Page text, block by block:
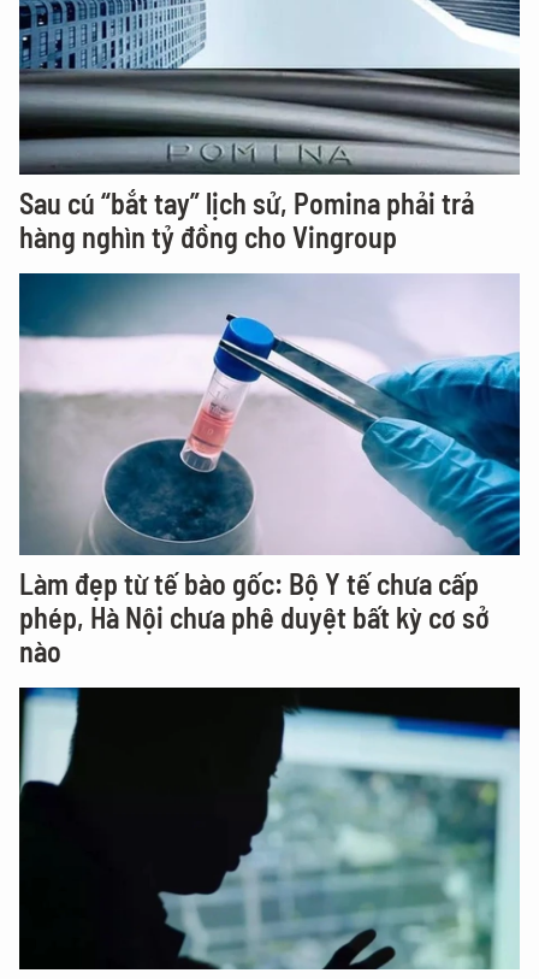
Sau cú “bắt tay” lịch sử, Pomina phải trả
hàng nghìn tỷ đồng cho Vingroup
Làm đẹp từ tế bào gốc: Bộ Y tế chưa cấp
phép, Hà Nội chưa phê duyệt bất kỳ cơ sở
nào